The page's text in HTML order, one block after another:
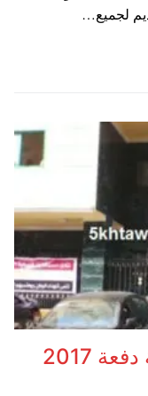
تقديم وظائف النيابة الإدارية دفعة 2017